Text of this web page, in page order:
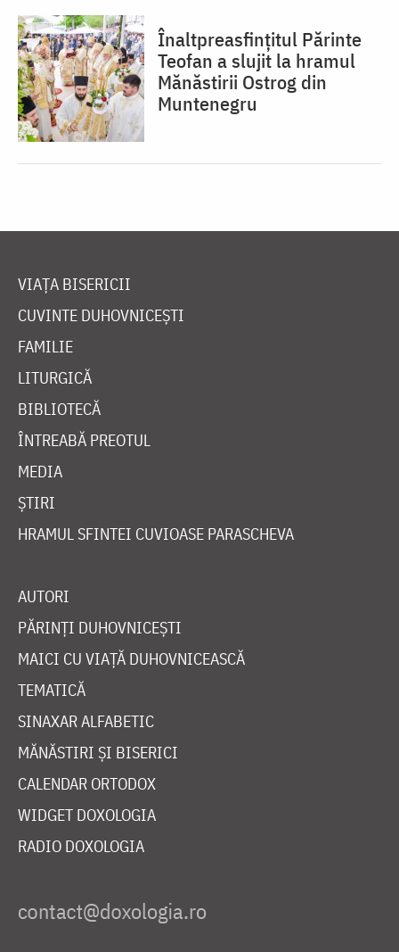
Înaltpreasfințitul Părinte
Teofan a slujit la hramul
Mănăstirii Ostrog din
Muntenegru
VIAȚA BISERICII
CUVINTE DUHOVNICEȘTI
FAMILIE
LITURGICĂ
BIBLIOTECĂ
ÎNTREABĂ PREOTUL
MEDIA
ȘTIRI
HRAMUL SFINTEI CUVIOASE PARASCHEVA
AUTORI
PĂRINȚI DUHOVNICEȘTI
MAICI CU VIAȚĂ DUHOVNICEASCĂ
TEMATICĂ
SINAXAR ALFABETIC
MĂNĂSTIRI ȘI BISERICI
CALENDAR ORTODOX
WIDGET DOXOLOGIA
RADIO DOXOLOGIA